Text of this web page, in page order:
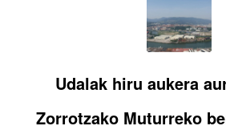
Udalak hiru aukera
Zorrotzako Muturreko